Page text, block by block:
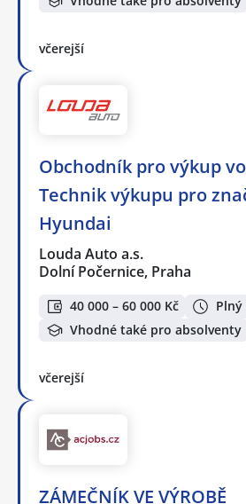
včerejší
Obchodník pro výkup
Technik výkupu pro
Hyundai
Louda Auto a.s.
Dolní Počernice, Praha
40 000 – 60 000 Kč
Plný
Vhodné také pro absolventy
včerejší
ZÁMEČNÍK VE VÝROBĚ